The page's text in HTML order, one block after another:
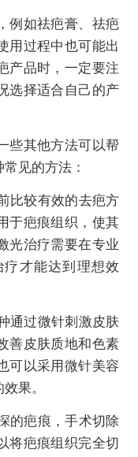
如祛疤膏、祛疤
用过程中也可能出
产品时，一定要注
选择适合自己的产
其他方法可以帮
见的方法：
较有效的去疤方
于疤痕组织，使其
光治疗需要在专业
才能达到理想效
过微针刺激皮肤
善皮肤质地和色素
可以采用微针美容
果。
疤痕，手术切除
将疤痕组织完全切